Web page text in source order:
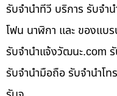
รับจำนำทีวี บริการ รับจำ
โฟน นาฬิกา และ ของแบ
รับจํานําแจ้งวัฒนะ.com
รับจำนำมือถือ รับจำนำโ